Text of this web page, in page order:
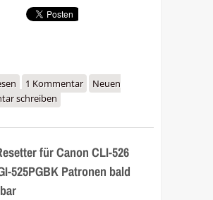
über Test des Chip-Resetters für
Canon CLI-526 und PGI-525PGBK
1 Kommentar
Neuen
schreiben
für Canon CLI-526
525PGBK Patronen bald